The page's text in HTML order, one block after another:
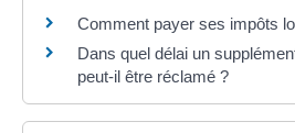
Comment payer ses impôts
Dans quel délai un
peut-il être réclamé ?